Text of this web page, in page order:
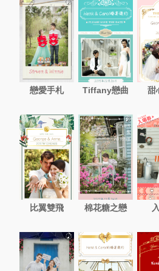
戀愛手札 Tiffany戀曲 甜
比翼雙飛 棉花糖之戀